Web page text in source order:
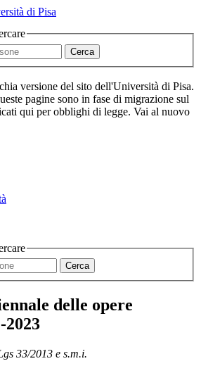
Cerca
versione del sito dell'Università di Pisa.
pagine sono in fase di migrazione sul
qui per obblighi di legge. Vai al nuovo
Cerca
delle opere
2023
33/2013 e s.m.i.